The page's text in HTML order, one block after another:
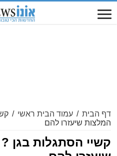
דף הבית / עמוד הבית ראשי /
המלצות שיעזרו להם